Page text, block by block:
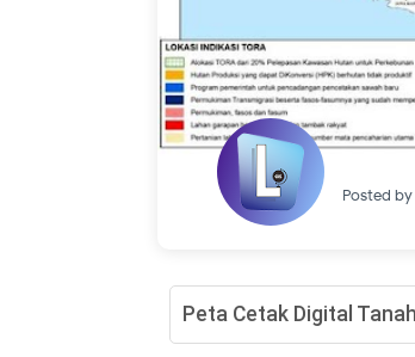
Posted by
Peta Cetak Digital